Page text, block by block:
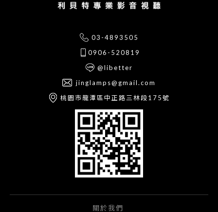
03-4893505
0906-520819
@libetter
jinglamps@gmail.com
桃園市龍潭區中正路三林段175號
關於我們